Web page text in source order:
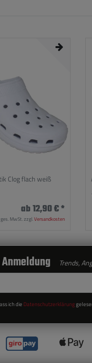
Clog flach weiß
ab 12,90 € *
MwSt.zzgl.Versandkosten
Anmeldung Trends,
ich die Daten­schutz­erklärung